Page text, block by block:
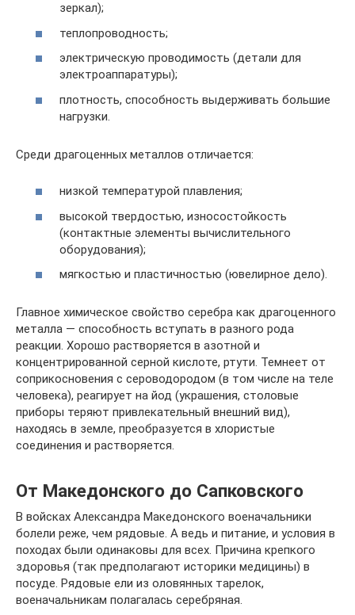
зеркал);
теплопроводность;
электрическую проводимость (детали для
электроаппаратуры);
плотность, способность выдерживать большие
нагрузки.
Среди драгоценных металлов отличается:
низкой температурой плавления;
высокой твердостью, износостойкость
(контактные элементы вычислительного
оборудования);
мягкостью и пластичностью (ювелирное дело).
Главное химическое свойство серебра как драгоценного
металла — способность вступать в разного рода
реакции. Хорошо растворяется в азотной и
концентрированной серной кислоте, ртути. Темнеет от
соприкосновения с сероводородом (в том числе на теле
человека), реагирует на йод (украшения, столовые
приборы теряют привлекательный внешний вид),
находясь в земле, преобразуется в хлористые
соединения и растворяется.
От Македонского до Сапковского
В войсках Александра Македонского военачальники
болели реже, чем рядовые. А ведь и питание, и условия в
походах были одинаковы для всех. Причина крепкого
здоровья (так предполагают историки медицины) в
посуде. Рядовые ели из оловянных тарелок,
военачальникам полагалась серебряная.